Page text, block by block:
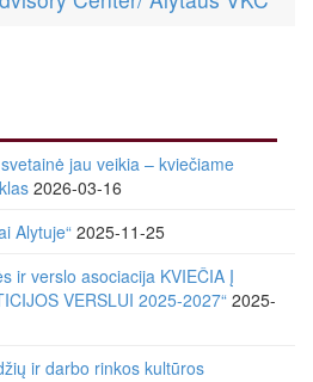
jau veikia – kviečiame
2026-03-16
Alytuje“ 2025-11-25
ir verslo asociacija KVIEČIA Į
VERSLUI 2025-2027“ 2025-
ir darbo rinkos kultūros